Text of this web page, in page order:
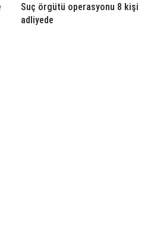
Suç örgütü operasyonu 8 kişi
adliyede